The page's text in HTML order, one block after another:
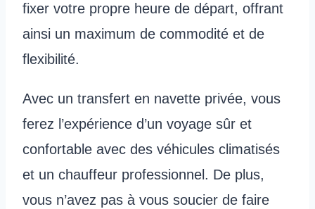
fixer votre propre heure de départ, offrant
ainsi un maximum de commodité et de
flexibilité.
Avec un transfert en navette privée, vous
ferez l’expérience d’un voyage sûr et
confortable avec des véhicules climatisés
et un chauffeur professionnel. De plus,
vous n’avez pas à vous soucier de faire